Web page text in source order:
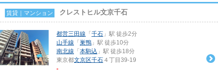
賃貸｜マンション クレストヒル文京千石
都営三田線 「 千石 」駅 徒歩2分
山手線 「 巣鴨 」駅 徒歩10分
南北線 「 本駒込 」駅 徒歩18分
東京都文京区千石 ４丁目39-19
-